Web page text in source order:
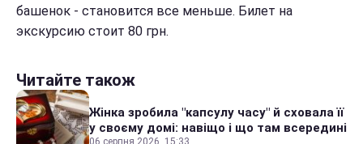
башенок - становится все меньше. Билет на
экскурсию стоит 80 грн.
Читайте також
Жінка зробила "капсулу часу" й сховала її
у своєму домі: навіщо і що там всередині